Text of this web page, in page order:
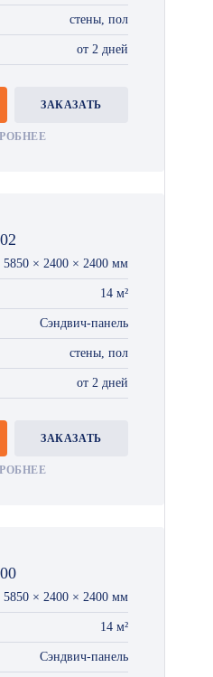
стены, пол
от 2 дней
ЗАКАЗАТЬ
5850 × 2400 × 2400 мм
14 м²
Сэндвич-панель
стены, пол
от 2 дней
ЗАКАЗАТЬ
5850 × 2400 × 2400 мм
14 м²
Сэндвич-панель